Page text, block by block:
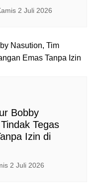
2 Juli 2026
Bobby
Tegas
Izin di
2 Juli 2026